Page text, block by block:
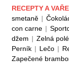
RECEPTY A
smetaně |
con carne |
džem | Zelná
Perník | Lečo |
Zapečené